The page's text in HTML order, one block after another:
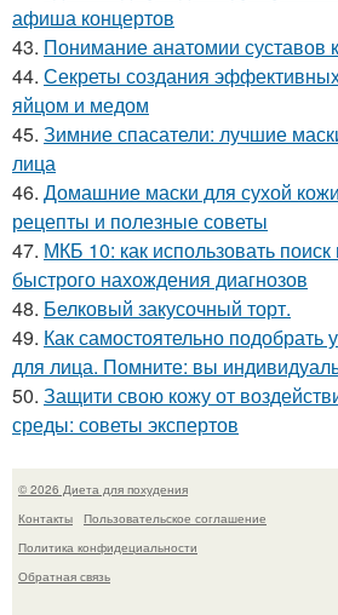
афиша концертов
43. Понимание анатомии суставов
44. Секреты создания
яйцом и медом
45. Зимние спасатели: лучшие
лица
46. Домашние маски для сухой
рецепты и полезные советы
47. МКБ 10: как использовать
быстрого нахождения диагнозов
48. Белковый закусочный торт.
49. Как самостоятельно подобрать
для лица. Помните: вы
50. Защити свою кожу от
среды: советы экспертов
© 2026 Диета для похудения
Контакты
Пользовательское соглашение
Политика конфидециальности
Обратная связь